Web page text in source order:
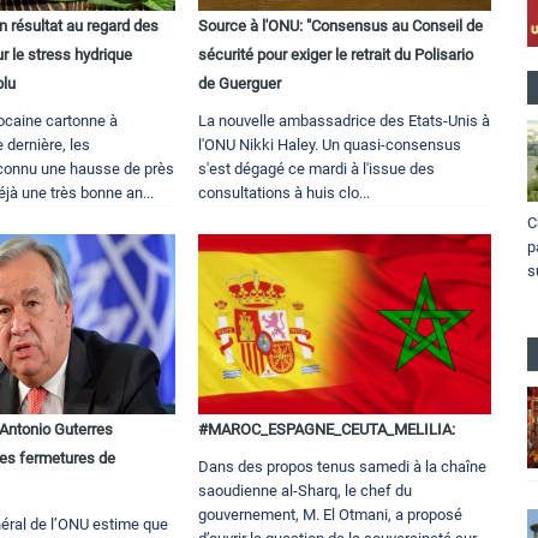
résultat au regard des
le stress hydrique
cartonne à
dernière, les
une hausse de près
une très bonne an...
Source à l'ONU: "Consensus au Conseil de
sécurité pour exiger le retrait du Polisario
de Guerguer
La nouvelle ambassadrice des Etats-Unis à
l'ONU Nikki Haley. Un quasi-consensus
s'est dégagé ce mardi à l'issue des
consultations à huis clo...
Guterres
fermetures de
de l’ONU estime que
#MAROC_ESPAGNE_CEUTA_MELILIA:
Dans des propos tenus samedi à la chaîne
saoudienne al-Sharq, le chef du
gouvernement, M. El Otmani, a proposé